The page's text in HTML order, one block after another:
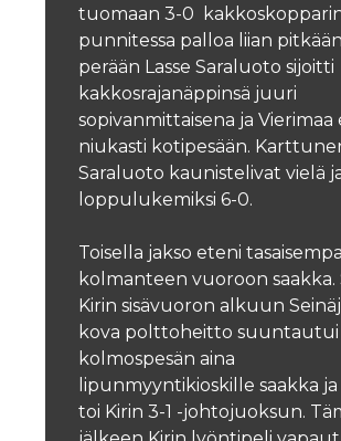
tuomaan 3-0
punnitessa palloa liian
perään Lasse Saraluoto sijoitti
kakkosrajanäppinsä juuri
sopivanmittaisena ja Vierimaa
niukasti kotipesään.
Saraluoto kaunistelivat vielä
loppulukemiksi 6-0.
Toisella jakso eteni
kolmanteen vuoroon saakka.
Kirin sisävuoron alkuun
kova polttoheitto suuntautui
kolmospesän aina
lipunmyyntikioskille saakka
toi Kirin 3-1 -johtojuoksun.